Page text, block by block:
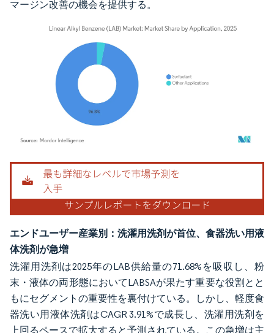
マージン改善の機会を提供する。
画像 © Mordor Intelligence。再利用にはCC BY 4.0の表示が必要です。
エンドユーザー産業別：洗濯用洗剤が首位、食器洗い用液
体洗剤が急増
洗濯用洗剤は2025年のLAB供給量の71.68%を吸収し、粉
末・液体の両形態においてLABSAが果たす重要な役割とと
もにセグメントの重要性を裏付けている。しかし、軽度食
器洗い用液体洗剤はCAGR 3.91%で成長し、洗濯用洗剤を
上回るペースで拡大すると予測されている。この急増は主